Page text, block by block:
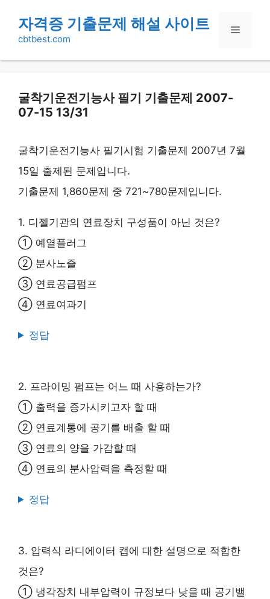
자격증 기출문제 해설 사이트
cbtbest.com
Menu
굴착기운전기능사 필기 기출문제 2007-
07-15 13/31
굴착기운전기능사 필기시험 기출문제 2007년 7월
15일 출제된 문제입니다.
기출문제 1,860문제 중 721~780문제입니다.
1. 디젤기관의 연료장치 구성품이 아닌 것은?
① 예열플러그
② 분사노즐
③ 연료공급펌프
④ 연료여과기
정답
2. 프라이밍 펌프는 어느 때 사용하는가?
① 출력을 증가시키고자 할 때
② 연료계통에 공기를 배출 할 때
③ 연료의 양을 가감할 때
④ 연료의 분사압력을 측정할 때
정답
3. 압력식 라디에이터 캡에 대한 설명으로 적합한
것은?
① 냉각장치 내부압력이 규정보다 낮을 때 공기밸